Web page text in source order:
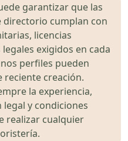
garantizar que las
cumplan con
licencias
exigidos en cada
perfiles pueden
reciente creación.
la experiencia,
y condiciones
realizar cualquier